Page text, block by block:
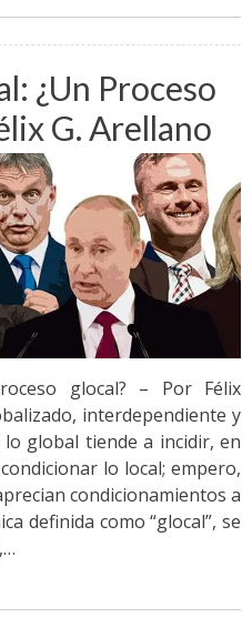
¿un Proceso
G. Arellano
glocal? – Por Félix
interdependiente y
global tiende a incidir, en
lo local; empero,
condicionamientos a
definida como “glocal”, se